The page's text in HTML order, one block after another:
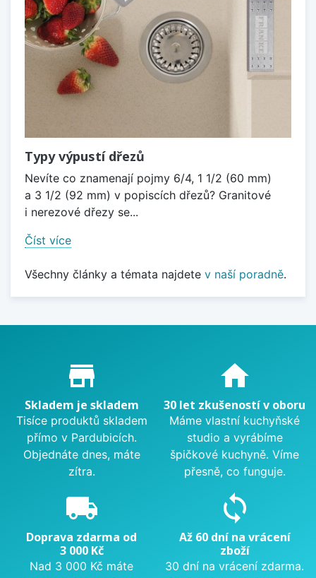
Typy výpustí dřezů
Nevíte co znamenají pojmy 6/4, 1 1/2 (60 mm)
a 3 1/2 (92 mm) v popiscích dřezů? Granitové
i nerezové dřezy se...
Číst více
Všechny články a témata najdete v naší poradně.
Proč nakupovat u nás?
store_mall_directory
Skladem je skladem
Tisíce produktů skladem
přímo v Pardubicích.
Objednáte dnes, máte
zítra.
home
30 let zkušeností v oboru
Máme vlastní kuchyňské
studio a vyrábíme
špičkové kuchyně. Víme
přesně, co funguje.
local_shipping
Doprava zdarma od
3 000 Kč
Nad 3 000 Kč máte
sync
Až 60 dní na vrácení
zboží
30 dní na vrácení zdarma.